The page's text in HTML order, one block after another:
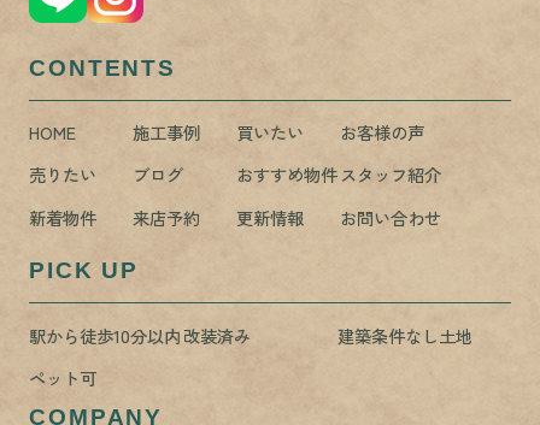
CONTENTS
HOME 施工事例 買いたい
お客様の声
売りたい
ブログ おすすめ物件スタッフ紹介
新着物件
来店予約 更新情報 お問い合わせ
PICK UP
駅から徒歩10分以内改装済み
建築条件なし土地
ペット可
COMPANY